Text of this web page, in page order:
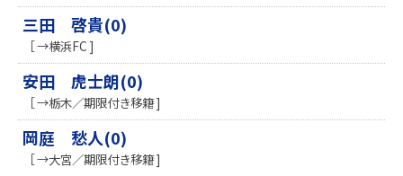
三田 啓貴(0)
［ →横浜FC ]
安田 虎士朗(0)
［ →栃木／期限付き移籍 ]
岡庭 愁人(0)
［ →大宮／期限付き移籍 ]